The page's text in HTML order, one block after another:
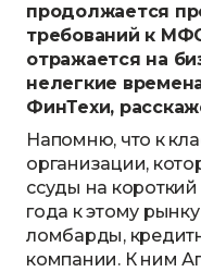
продолжается
требований к
отражается на
нелегкие
ФинТехи,
Напомню, что к
организации,
ссуды на
года к этому
ломбарды,
компании. К ним